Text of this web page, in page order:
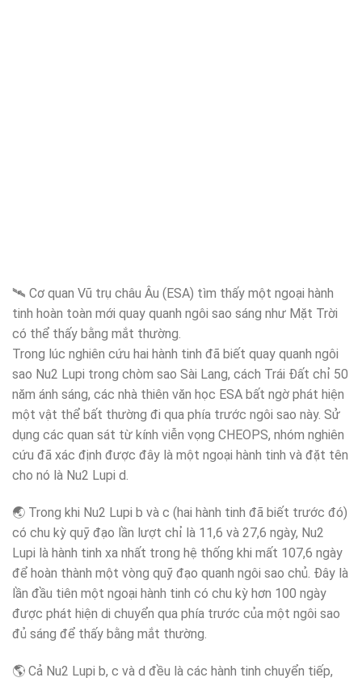
🛰️ Cơ quan Vũ trụ châu Âu (ESA) tìm thấy một ngoại hành
tinh hoàn toàn mới quay quanh ngôi sao sáng như Mặt Trời
có thể thấy bằng mắt thường.
Trong lúc nghiên cứu hai hành tinh đã biết quay quanh ngôi
sao Nu2 Lupi trong chòm sao Sài Lang, cách Trái Đất chỉ 50
năm ánh sáng, các nhà thiên văn học ESA bất ngờ phát hiện
một vật thể bất thường đi qua phía trước ngôi sao này. Sử
dụng các quan sát từ kính viễn vọng CHEOPS, nhóm nghiên
cứu đã xác định được đây là một ngoại hành tinh và đặt tên
cho nó là Nu2 Lupi d.
🌏 Trong khi Nu2 Lupi b và c (hai hành tinh đã biết trước đó)
có chu kỳ quỹ đạo lần lượt chỉ là 11,6 và 27,6 ngày, Nu2
Lupi là hành tinh xa nhất trong hệ thống khi mất 107,6 ngày
để hoàn thành một vòng quỹ đạo quanh ngôi sao chủ. Đây là
lần đầu tiên một ngoại hành tinh có chu kỳ hơn 100 ngày
được phát hiện di chuyển qua phía trước của một ngôi sao
đủ sáng để thấy bằng mắt thường.
🌎 Cả Nu2 Lupi b, c và d đều là các hành tinh chuyển tiếp,